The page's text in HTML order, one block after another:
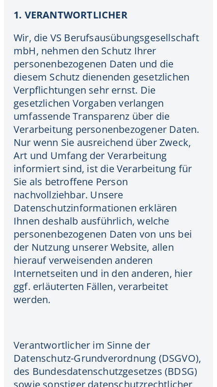
1. VERANTWORTLICHER
Wir, die VS Berufsausübungsgesellschaft
mbH, nehmen den Schutz Ihrer
personenbezogenen Daten und die
diesem Schutz dienenden gesetzlichen
Verpflichtungen sehr ernst. Die
gesetzlichen Vorgaben verlangen
umfassende Transparenz über die
Verarbeitung personenbezogener Daten.
Nur wenn Sie ausreichend über Zweck,
Art und Umfang der Verarbeitung
informiert sind, ist die Verarbeitung für
Sie als betroffene Person
nachvollziehbar. Unsere
Datenschutzinformationen erklären
Ihnen deshalb ausführlich, welche
personenbezogenen Daten von uns bei
der Nutzung unserer Website, allen
hierauf verweisenden anderen
Internetseiten und in den anderen, hier
ggf. erläuterten Fällen, verarbeitet
werden.
Verantwortlicher im Sinne der
Datenschutz-Grundverordnung (DSGVO),
des Bundesdatenschutzgesetzes (BDSG)
sowie sonstiger datenschutzrechtlicher